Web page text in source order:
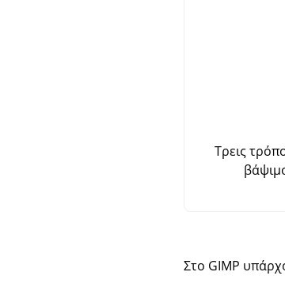
Τρεις
Στο GIMP